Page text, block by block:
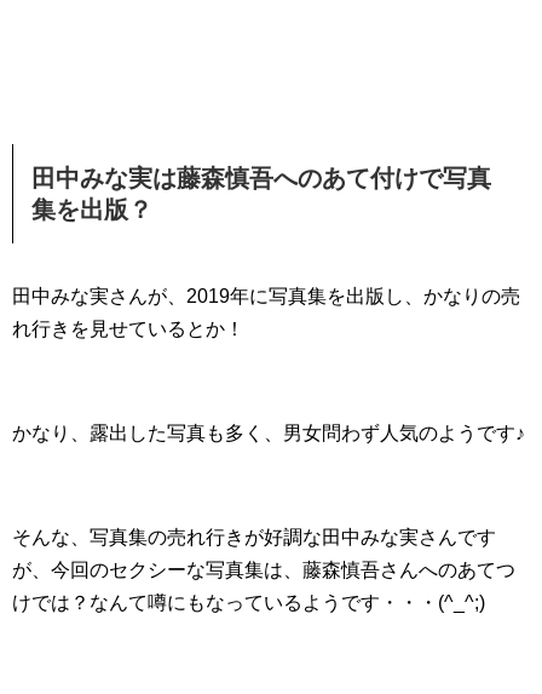
田中みな実は藤森慎吾へのあて付けで写真
集を出版？
田中みな実さんが、2019年に写真集を出版し、かなりの売
れ行きを見せているとか！
かなり、露出した写真も多く、男女問わず人気のようです♪
そんな、写真集の売れ行きが好調な田中みな実さんです
が、今回のセクシーな写真集は、藤森慎吾さんへのあてつ
けでは？なんて噂にもなっているようです・・・(^_^;)